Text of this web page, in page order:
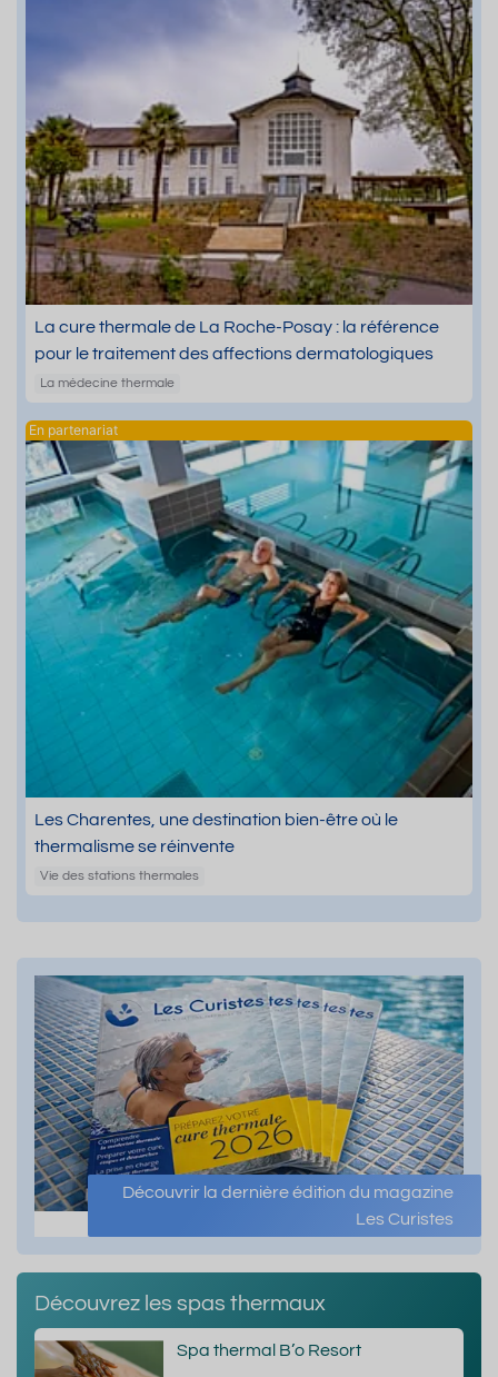
La cure thermale de La Roche-Posay : la référence
pour le traitement des affections dermatologiques
La médecine thermale
Les Charentes, une destination bien-être où le
thermalisme se réinvente
Vie des stations thermales
Découvrir la dernière édition du magazine
Les Curistes
Découvrez les spas thermaux
Spa thermal B’o Resort